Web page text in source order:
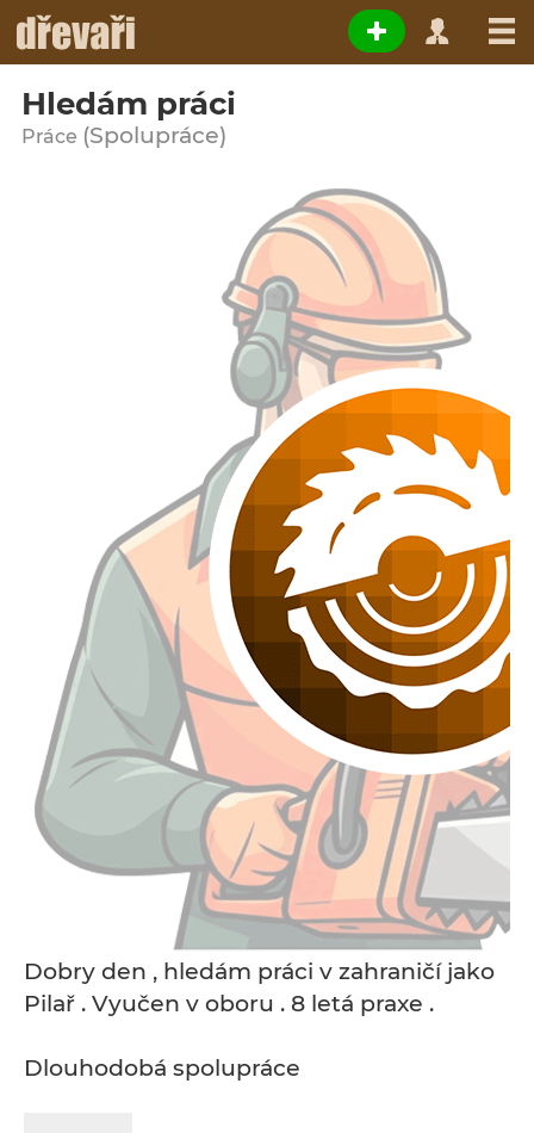
Hledám práci
Práce (Spolupráce)
Dobry den , hledám práci v zahraničí jako
Pilař . Vyučen v oboru . 8 letá praxe .
Dlouhodobá spolupráce